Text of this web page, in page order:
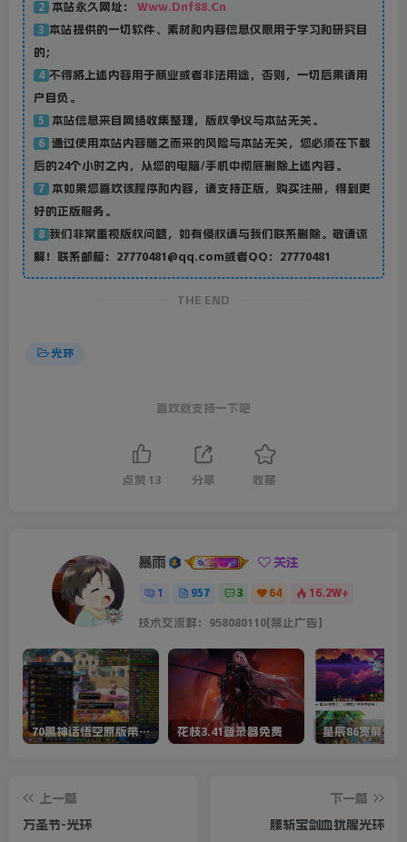
2 本站永久网址： Www.Dnf88.Cn
3 本站提供的一切软件、素材和内容信息仅限用于学习和研究目
的；
4 不得将上述内容用于商业或者非法用途，否则，一切后果请用
户自负。
5 本站信息来自网络收集整理，版权争议与本站无关。
6
通过使用本站内容随之而来的风险与本站无关，您必须在下载
后的24个小时之内，从您的电脑/手机中彻底删除上述内容。
7
本如果您喜欢该程序和内容，请支持正版，购买注册，得到更
好的正版服务。
8 我们非常重视版权问题，如有侵权请与我们联系删除。敬请谅
解！联系邮箱：27770481@qq.com或者QQ：27770481
THE END
光环
喜欢就支持一下吧
点赞 13 分享 收藏
暴雨 关注
1 957 3 64 16.2W+
技术交流群：958080110[禁止广告]
70黑神话悟空原版带cdk等全套文件 花枝3.41登录器免费 星辰86宽屏全套
上一篇
万圣节-光环
下一篇
腰斩宝剑血犹腥光环